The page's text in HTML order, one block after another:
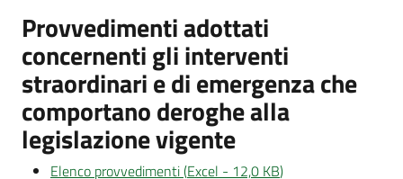
Seguici
su
Provvedimenti adottati
concernenti gli interventi
straordinari e di emergenza che
comportano deroghe alla
legislazione vigente
Elenco provvedimenti(Excel - 12,0 KB)